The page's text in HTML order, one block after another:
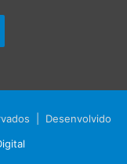
| Desenvolvido